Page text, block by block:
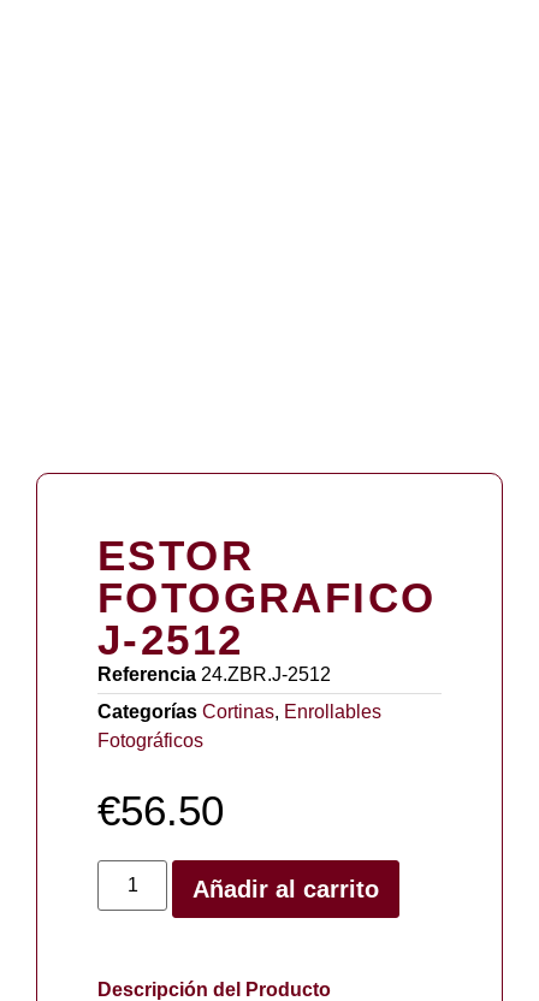
ESTOR
FOTOGRAFICO
J-2512
Referencia 24.ZBR.J-2512
Categorías Cortinas, Enrollables
Fotográficos
€56.50
Añadir al carrito
Descripción del Producto